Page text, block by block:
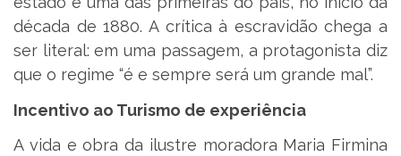
década de 1880. A crítica à escravidão chega a
ser literal: em uma passagem, a protagonista diz
que o regime “é e sempre será um grande mal”.
Incentivo ao Turismo de experiência
A vida e obra da ilustre moradora Maria Firmina